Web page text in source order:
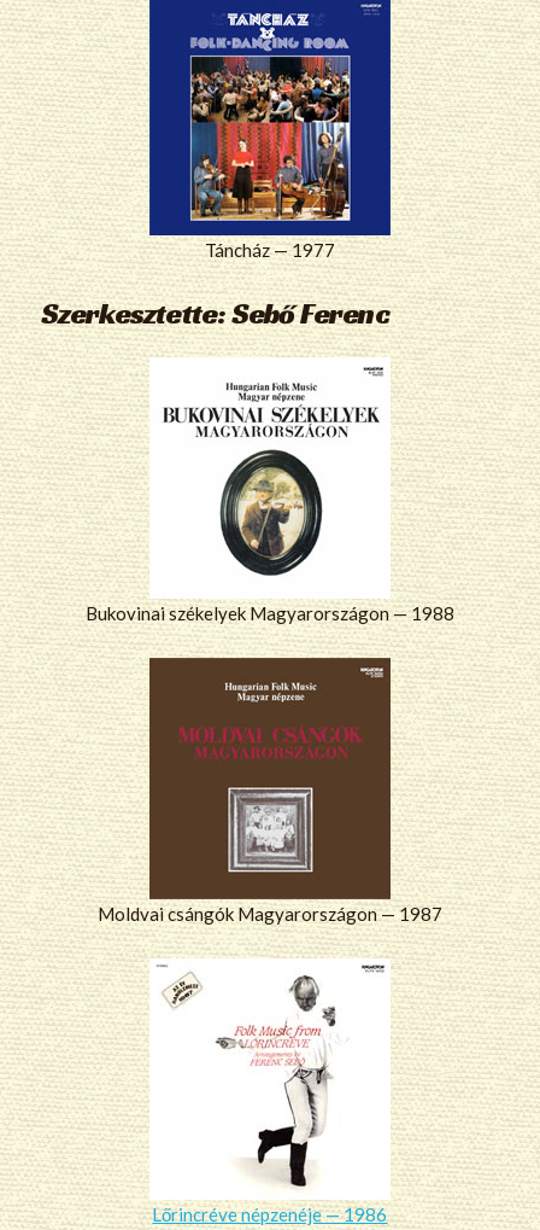
Táncház — 1977
Szerkesztette: Sebő Ferenc
Bukovinai székelyek Magyarországon — 1988
Moldvai csángók Magyarországon — 1987
Lőrincréve népzenéje — 1986